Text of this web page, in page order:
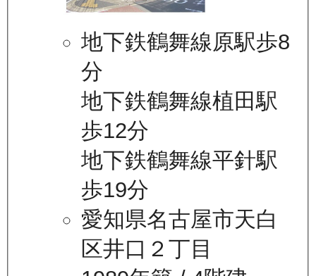
地下鉄鶴舞線原駅歩8
分
地下鉄鶴舞線植田駅
歩12分
地下鉄鶴舞線平針駅
歩19分
愛知県名古屋市天白
区井口２丁目